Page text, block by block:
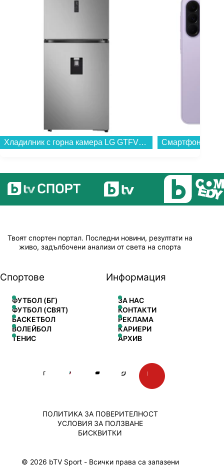
Хладилник с горна камера LG GTFV61PYBQD , 609 l, E , No Frost , Инокс...
Твоят спортен портал. Последни новини, резултати на
живо, задълбочени анализи от света на спорта
Спортове
ФУТБОЛ (БГ)
ФУТБОЛ (СВЯТ)
БАСКЕТБОЛ
ВОЛЕЙБОЛ
ТЕНИС
Информация
ЗА НАС
КОНТАКТИ
РЕКЛАМА
КАРИЕРИ
АРХИВ
© 2026 bTV Sport - Всички права са запазени
ПОЛИТИКА ЗА ПОВЕРИТЕЛНОСТ
УСЛОВИЯ ЗА ПОЛЗВАНЕ
БИСКВИТКИ